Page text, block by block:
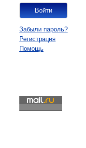
Забыли пароль?
Регистрация
Помощь